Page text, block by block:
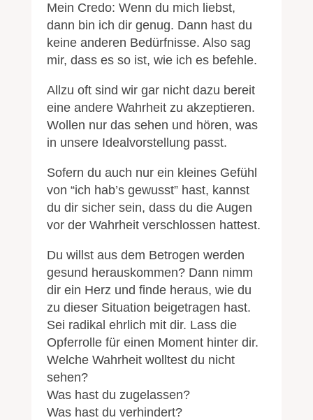
Mein Credo: Wenn du mich liebst,
dann bin ich dir genug. Dann hast du
keine anderen Bedürfnisse. Also sag
mir, dass es so ist, wie ich es befehle.
Allzu oft sind wir gar nicht dazu bereit
eine andere Wahrheit zu akzeptieren.
Wollen nur das sehen und hören, was
in unsere Idealvorstellung passt.
Sofern du auch nur ein kleines Gefühl
von “ich hab’s gewusst” hast, kannst
du dir sicher sein, dass du die Augen
vor der Wahrheit verschlossen hattest.
Du willst aus dem Betrogen werden
gesund herauskommen? Dann nimm
dir ein Herz und finde heraus, wie du
zu dieser Situation beigetragen hast.
Sei radikal ehrlich mit dir. Lass die
Opferrolle für einen Moment hinter dir.
Welche Wahrheit wolltest du nicht
sehen?
Was hast du zugelassen?
Was hast du verhindert?